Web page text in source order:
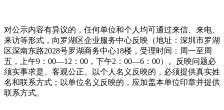
对公示内容有异议的，任何单位和个人均可通过来信、来电、
来访等形式，向罗湖区企业服务中心反映（地址：深圳市罗湖
区深南东路2028号罗湖商务中心18楼，受理时间：周一至周
五，上午9：00—12：00，下午2：00—6：00）。反映问题必
须实事求是、客观公正。以个人名义反映的，必须提供真实姓
名和联系方式；以单位名义反映的，应加盖本单位印章并提供
联系方式。